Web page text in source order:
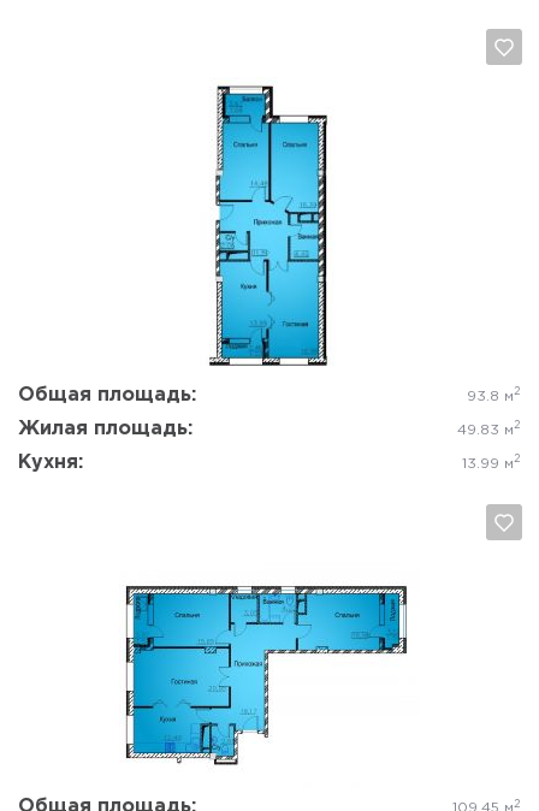
Общая площадь: 93.8 м 2
Жилая площадь: 49.83 м 2
Кухня: 13.99 м 2
Да, удалить Отмена
Общая площадь: 109.45 м 2
Да, удалить